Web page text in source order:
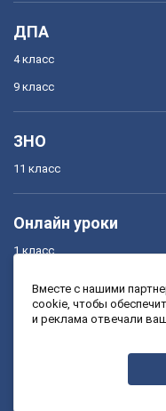
ДПА
4 класс
9 класс
ЗНО
11 класс
Онлайн уроки
1 класс
3 класс
Вместе с нашими
cookie, чтобы
и реклама отвечали